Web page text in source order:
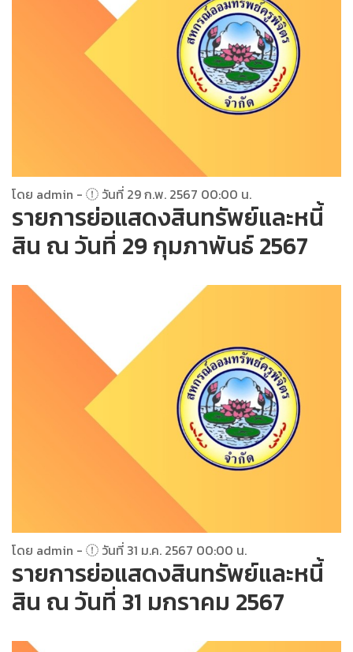
โดย admin - วันที่ 29 ก.พ. 2567 00:00 น.
รายการย่อแสดงสินทรัพย์และหนี้
สิน ณ วันที่ 29 กุมภาพันธ์ 2567
โดย admin - วันที่ 31 ม.ค. 2567 00:00 น.
รายการย่อแสดงสินทรัพย์และหนี้
สิน ณ วันที่ 31 มกราคม 2567